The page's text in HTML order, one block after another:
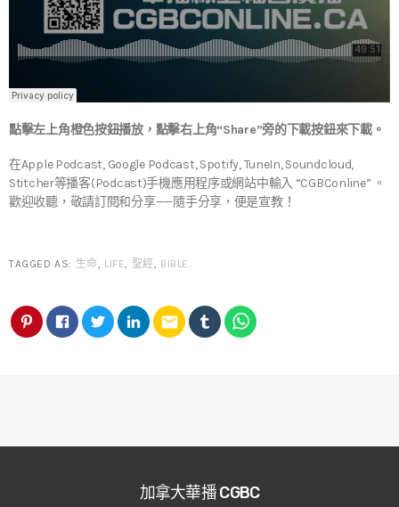
點擊左上角橙色按鈕播放，點擊右上角“Share”旁的下載按鈕來下載。
在Apple Podcast, Google Podcast, Spotify, TuneIn, Soundcloud,
Stitcher等播客(Podcast)手機應用程序或網站中輸入 “CGBConline” 。
歡迎收聽，敬請訂閱和分享——隨手分享，便是宣教！
TAGGED AS: 生命, LIFE, 聖經, BIBLE.
email
加拿大華播 CGBC